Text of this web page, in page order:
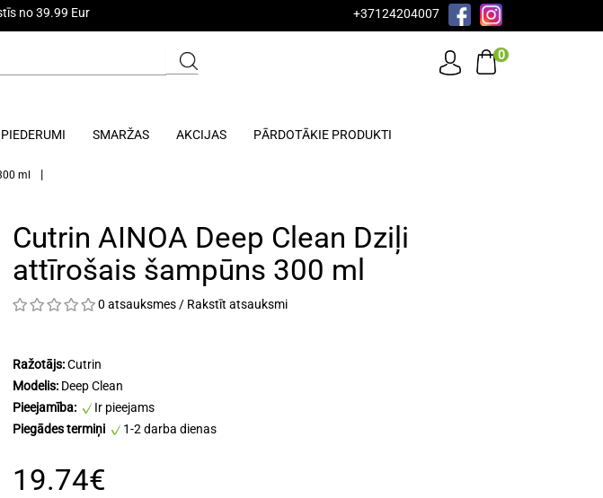
no 39.99 Eur +37124204007
0
PIEDERUMI SMARŽAS AKCIJAS PĀRDOTĀKIE PRODUKTI
ml
Cutrin AINOA Deep Clean Dziļi
attīrošais šampūns 300 ml
0 atsauksmes / Rakstīt atsauksmi
Ražotājs:Cutrin
Modelis: Deep Clean
Pieejamība:
Ir pieejams
Piegādes termiņi
1-2 darba dienas
19.74€